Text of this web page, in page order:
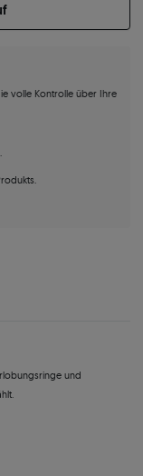
volle Kontrolle über Ihre
und